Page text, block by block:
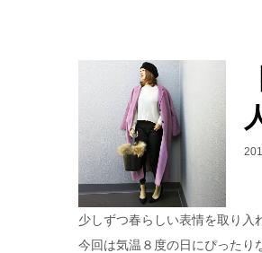
少しずつ春らしい表情を取り入
今回は気温８度の日にぴった